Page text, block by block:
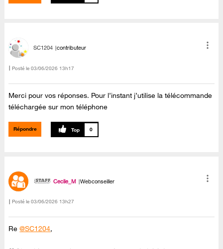
SC1204 contributeur
Posté le ‎03/06/2026 13h17
Merci pour vos réponses. Pour l’instant j’utilise la télécommande
téléchargée sur mon téléphone
Répondre 0
Cecile_M Webconseiller
Posté le ‎03/06/2026 13h27
Re@SC1204,